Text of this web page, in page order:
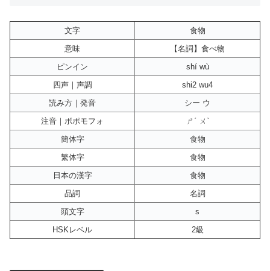
文字
食物
意味
【名詞】食べ物
ピンイン
shí wù
四声｜声調
shi2 wu4
読み方｜発音
シー ウ
注音｜ボポモフォ
ㄕˊ ㄨˋ
簡体字
食物
繁体字
食物
日本の漢字
食物
品詞
名詞
頭文字
s
HSKレベル
2級